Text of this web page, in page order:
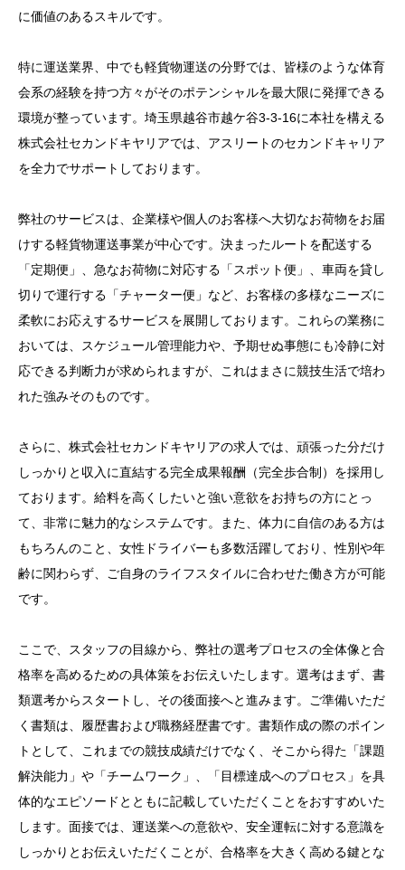
に価値のあるスキルです。
特に運送業界、中でも軽貨物運送の分野では、皆様のような体育
会系の経験を持つ方々がそのポテンシャルを最大限に発揮できる
環境が整っています。埼玉県越谷市越ケ谷3-3-16に本社を構える
株式会社セカンドキヤリアでは、アスリートのセカンドキャリア
を全力でサポートしております。
弊社のサービスは、企業様や個人のお客様へ大切なお荷物をお届
けする軽貨物運送事業が中心です。決まったルートを配送する
「定期便」、急なお荷物に対応する「スポット便」、車両を貸し
切りで運行する「チャーター便」など、お客様の多様なニーズに
柔軟にお応えするサービスを展開しております。これらの業務に
おいては、スケジュール管理能力や、予期せぬ事態にも冷静に対
応できる判断力が求められますが、これはまさに競技生活で培わ
れた強みそのものです。
さらに、株式会社セカンドキヤリアの求人では、頑張った分だけ
しっかりと収入に直結する完全成果報酬（完全歩合制）を採用し
ております。給料を高くしたいと強い意欲をお持ちの方にとっ
て、非常に魅力的なシステムです。また、体力に自信のある方は
もちろんのこと、女性ドライバーも多数活躍しており、性別や年
齢に関わらず、ご自身のライフスタイルに合わせた働き方が可能
です。
ここで、スタッフの目線から、弊社の選考プロセスの全体像と合
格率を高めるための具体策をお伝えいたします。選考はまず、書
類選考からスタートし、その後面接へと進みます。ご準備いただ
く書類は、履歴書および職務経歴書です。書類作成の際のポイン
トとして、これまでの競技成績だけでなく、そこから得た「課題
解決能力」や「チームワーク」、「目標達成へのプロセス」を具
体的なエピソードとともに記載していただくことをおすすめいた
します。面接では、運送業への意欲や、安全運転に対する意識を
しっかりとお伝えいただくことが、合格率を大きく高める鍵とな